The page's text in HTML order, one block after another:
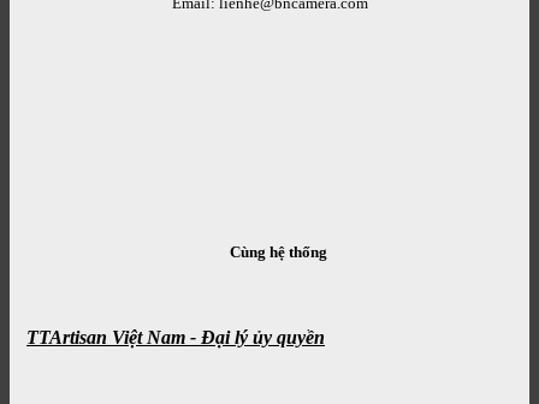
Cùng hệ thống
TTArtisan Việt Nam - Đại lý ủy quyền